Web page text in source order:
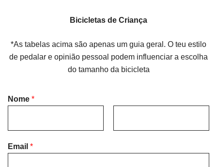
Bicicletas de Criança
*As tabelas acima são apenas um guia geral. O teu estilo
de pedalar e opinião pessoal podem influenciar a escolha
do tamanho da bicicleta
Nome *
Email *